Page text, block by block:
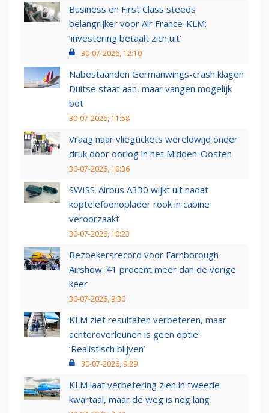
Business en First Class steeds
belangrijker voor Air France-KLM:
‘investering betaalt zich uit’
30-07-2026, 12:10
Nabestaanden Germanwings-crash klagen
Duitse staat aan, maar vangen mogelijk
bot
30-07-2026, 11:58
Vraag naar vliegtickets wereldwijd onder
druk door oorlog in het Midden-Oosten
30-07-2026, 10:36
SWISS-Airbus A330 wijkt uit nadat
koptelefoonoplader rook in cabine
veroorzaakt
30-07-2026, 10:23
Bezoekersrecord voor Farnborough
Airshow: 41 procent meer dan de vorige
keer
30-07-2026, 9:30
KLM ziet resultaten verbeteren, maar
achteroverleunen is geen optie:
‘Realistisch blijven’
30-07-2026, 9:29
KLM laat verbetering zien in tweede
kwartaal, maar de weg is nog lang